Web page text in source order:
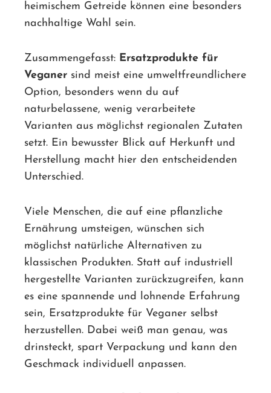
heimischem Getreide können eine besonders
nachhaltige Wahl sein.
Zusammengefasst: Ersatzprodukte für
Veganer sind meist eine umweltfreundlichere
Option, besonders wenn du auf
naturbelassene, wenig verarbeitete
Varianten aus möglichst regionalen Zutaten
setzt. Ein bewusster Blick auf Herkunft und
Herstellung macht hier den entscheidenden
Unterschied.
Viele Menschen, die auf eine pflanzliche
Ernährung umsteigen, wünschen sich
möglichst natürliche Alternativen zu
klassischen Produkten. Statt auf industriell
hergestellte Varianten zurückzugreifen, kann
es eine spannende und lohnende Erfahrung
sein, Ersatzprodukte für Veganer selbst
herzustellen. Dabei weiß man genau, was
drinsteckt, spart Verpackung und kann den
Geschmack individuell anpassen.